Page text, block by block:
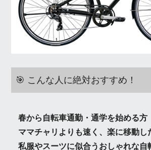
🎯 こんな人に絶対おすすめ！
春から自転車通勤・通学を始める方
ママチャリよりも速く、楽に移動し
私服やスーツに似合うおしゃれな自